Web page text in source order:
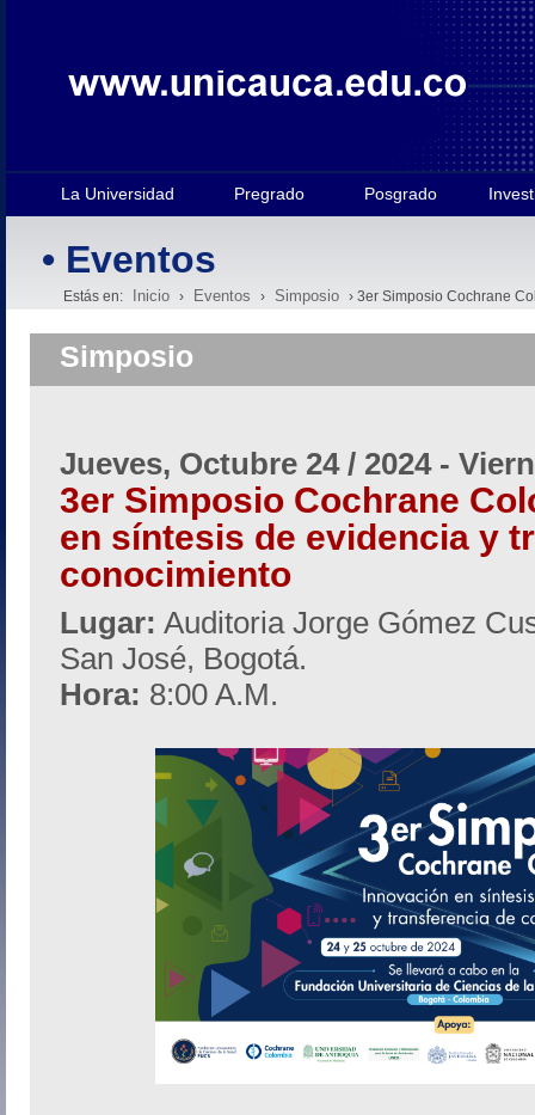
La Universidad Pregrado Posgrado
• Eventos
Estás en: Inicio › Eventos › Simposio › 3er Simposio Cochrane
Simposio
Jueves, Octubre 24 / 2024-
3er Simposio Cochrane
en síntesis de evidencia y
conocimiento
Lugar: Auditoria Jorge Gómez
San José, Bogotá.
Hora: 8:00 A.M.